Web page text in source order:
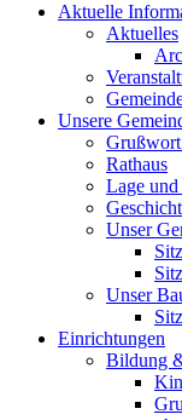
Aktuelle
Aktuelles
Unsere
Rathaus
Lage und
Unser
Unser
Einrichtungen
Bildung